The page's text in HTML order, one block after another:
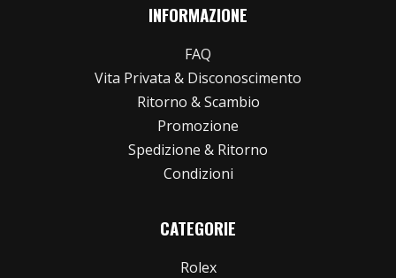
INFORMAZIONE
FAQ
Vita Privata & Disconoscimento
Ritorno & Scambio
Promozione
Spedizione & Ritorno
Condizioni
CATEGORIE
Rolex